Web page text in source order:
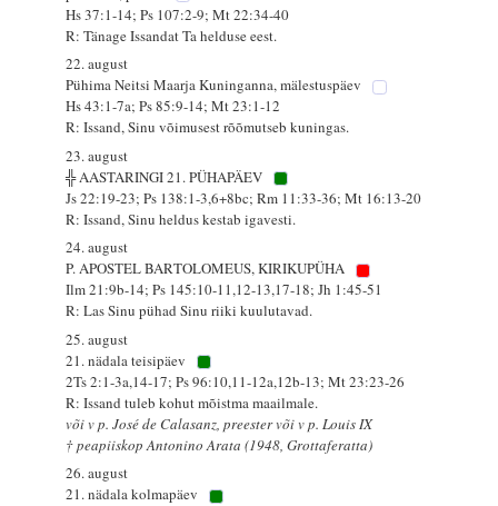
Hs 37:1-14; Ps 107:2-9; Mt 22:34-40
R: Tänage Issandat Ta helduse eest.
22. august
Pühima Neitsi Maarja Kuninganna, mälestuspäev
Hs 43:1-7a; Ps 85:9-14; Mt 23:1-12
R: Issand, Sinu võimusest rõõmutseb kuningas.
23. august
╬ AASTARINGI 21. PÜHAPÄEV
Js 22:19-23; Ps 138:1-3,6+8bc; Rm 11:33-36; Mt 16:13-20
R: Issand, Sinu heldus kestab igavesti.
24. august
P. APOSTEL BARTOLOMEUS, KIRIKUPÜHA
Ilm 21:9b-14; Ps 145:10-11,12-13,17-18; Jh 1:45-51
R: Las Sinu pühad Sinu riiki kuulutavad.
25. august
21. nädala teisipäev
2Ts 2:1-3a,14-17; Ps 96:10,11-12a,12b-13; Mt 23:23-26
R: Issand tuleb kohut mõistma maailmale.
või v p. José de Calasanz, preester või v p. Louis IX
† peapiiskop Antonino Arata (1948, Grottaferatta)
26. august
21. nädala kolmapäev